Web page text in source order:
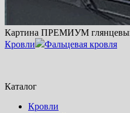
Картина ПРЕМИУМ
Кровли
Фальцевая кровля
Каталог
Кровли